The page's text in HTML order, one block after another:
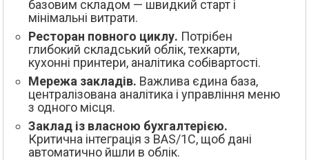
базовим складом — швидкий старт і
мінімальні витрати.
Ресторан повного циклу. Потрібен
глибокий складський облік, техкарти,
кухонні принтери, аналітика собівартості.
Мережа закладів. Важлива єдина база,
централізована аналітика і управління меню
з одного місця.
Заклад із власною бухгалтерією.
Критична інтеграція з BAS/1С, щоб дані
автоматично йшли в облік.